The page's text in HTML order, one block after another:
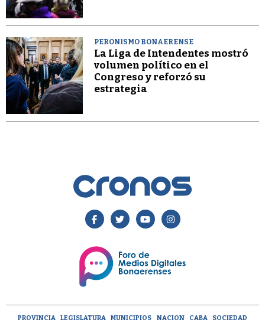
PERONISMO BONAERENSE
La Liga de Intendentes mostró
volumen político en el
Congreso y reforzó su
estrategia
PROVINCIA LEGISLATURA MUNICIPIOS NACION CABA SOCIEDAD